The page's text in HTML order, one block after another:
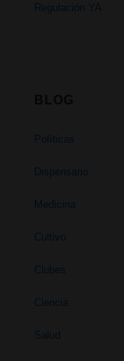
Regulación YA
Políticas
Dispensario
Medicina
Cultivo
Clubes
Ciencia
Salud